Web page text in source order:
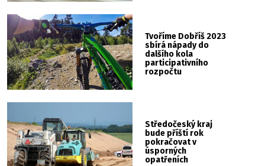
Tvoříme Dobříš 2023
sbírá nápady do
dalšího kola
participativního
rozpočtu
Středočeský kraj
bude příští rok
pokračovat v
úsporných
opatřeních